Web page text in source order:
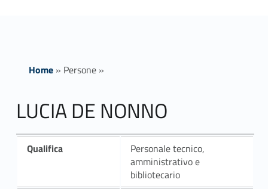
Home» Persone»
LUCIA DE NONNO
Qualifica
Personale tecnico,
amministrativo e
bibliotecario